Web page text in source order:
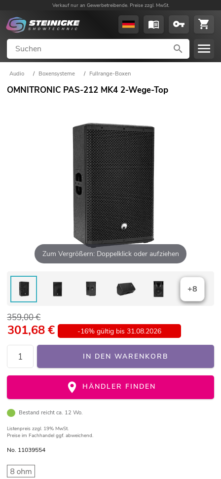
Verkauf nur an Gewerbetreibende. Preise zzgl. MwSt.
Audio / Boxensysteme / Fullrange-Boxen
OMNITRONIC PAS-212 MK4 2-Wege-Top
Zum Vergrößern: Doppelklick oder aufziehen
+8
359,00 €
301,68€ -16% gültig bis 31.08.2026
IN DEN WARENKORB
HÄNDLER FINDEN
Bestand reicht ca. 12 Wo.
Listenpreis zzgl. 19% MwSt.
Preise im Fachhandel ggf. abweichend.
No. 11039554